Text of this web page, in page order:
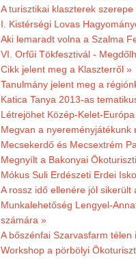
A turisztikai klaszterek
I. Kistérségi Lovas
Aki lemaradt volna a Szalma
VI. Orfűi Tökfesztivál -
Cikk jelent meg a Klaszterről »
Tanulmány jelent meg a
Katica Tanya 2013-as
Létrejöhet Közép-Kelet-
Megvan a nyereményjátékunk
Mecsekerdő és Mecsextrém
Megnyílt a Bakonyai
Mókus Suli Erdészeti Erdei
A rossz idő ellenére jól sikerült
Munkalehetőség Lengyel-
számára »
A bőszénfai Szarvasfarm
Workshop a pörbölyi